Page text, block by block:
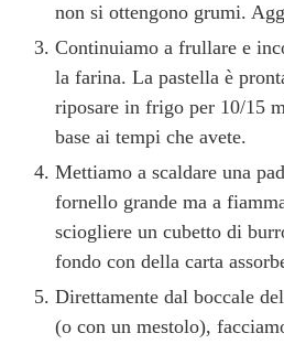
non si ottengono grumi.
Continuiamo a frullare e
la farina. La pastella è
riposare in frigo per 10/15
base ai tempi che avete.
Mettiamo a scaldare una
fornello grande ma a
sciogliere un cubetto di
fondo con della carta
Direttamente dal boccale
(o con un mestolo),